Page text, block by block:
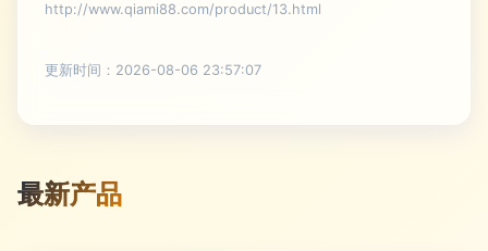
http://www.qiami88.com/product/13.html
更新时间：2026-08-06 23:57:07
最新产品